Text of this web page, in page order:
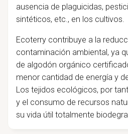
ausencia de plaguicidas,
sintéticos, etc., en los cultivos.
Ecoterry contribuye a la
contaminación ambiental, ya
de algodón orgánico
menor cantidad de energía y
Los tejidos ecológicos, por
y el consumo de recursos
su vida útil totalmente